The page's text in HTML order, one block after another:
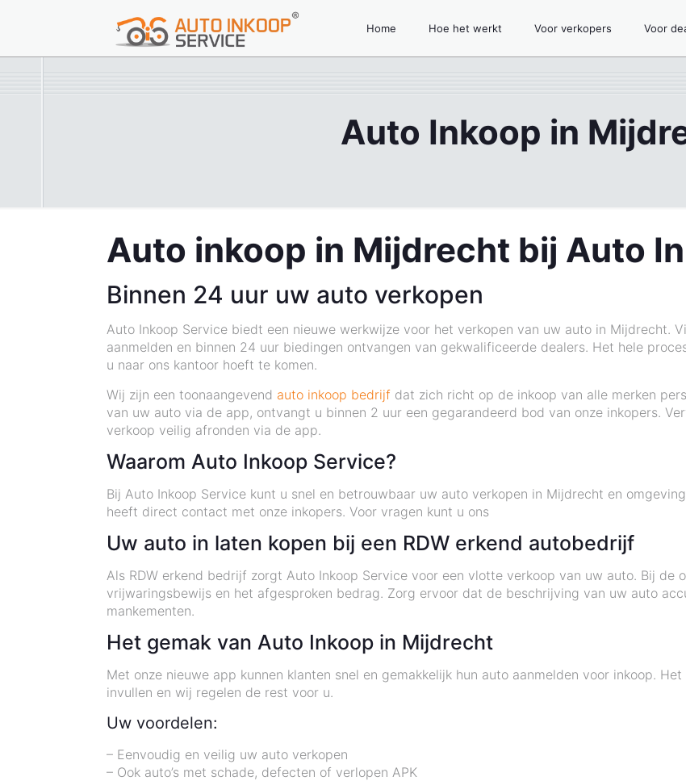
Home Hoe het werkt Voor verkopers Voor
Auto Inkoop in
Auto inkoop in Mijdrecht bij Auto
Binnen 24 uur uw auto verkopen
Auto Inkoop Service biedt een nieuwe werkwijze voor het verkopen van uw auto in Mijdrecht.
aanmelden en binnen 24 uur biedingen ontvangen van gekwalificeerde dealers. Het hele
u naar ons kantoor hoeft te komen.
Wij zijn een toonaangevend auto inkoop bedrijf dat zich richt op de inkoop van alle merken
van uw auto via de app, ontvangt u binnen 2 uur een gegarandeerd bod van onze inkopers.
verkoop veilig afronden via de app.
Waarom Auto Inkoop Service?
Bij Auto Inkoop Service kunt u snel en betrouwbaar uw auto verkopen in Mijdrecht en
heeft direct contact met onze inkopers. Voor vragen kunt u ons
Uw auto in laten kopen bij een RDW erkend autobedrijf
Als RDW erkend bedrijf zorgt Auto Inkoop Service voor een vlotte verkoop van uw auto. Bij de
vrijwaringsbewijs en het afgesproken bedrag. Zorg ervoor dat de beschrijving van uw auto
mankementen.
Het gemak van Auto Inkoop in Mijdrecht
Met onze nieuwe app kunnen klanten snel en gemakkelijk hun auto aanmelden voor inkoop.
invullen en wij regelen de rest voor u.
Uw voordelen:
– Eenvoudig en veilig uw auto verkopen
– Ook auto’s met schade, defecten of verlopen APK